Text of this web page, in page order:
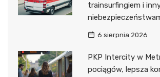
trainsurfingiem i
6 sierpnia 2026
PKP Intercity w
pociągów, lepsza